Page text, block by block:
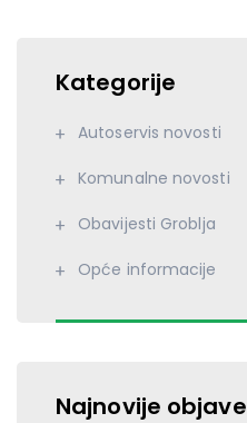
Kategorije
Autoservis novosti
Komunalne novosti
Obavijesti Groblja
Opće informacije
Najnovije objave